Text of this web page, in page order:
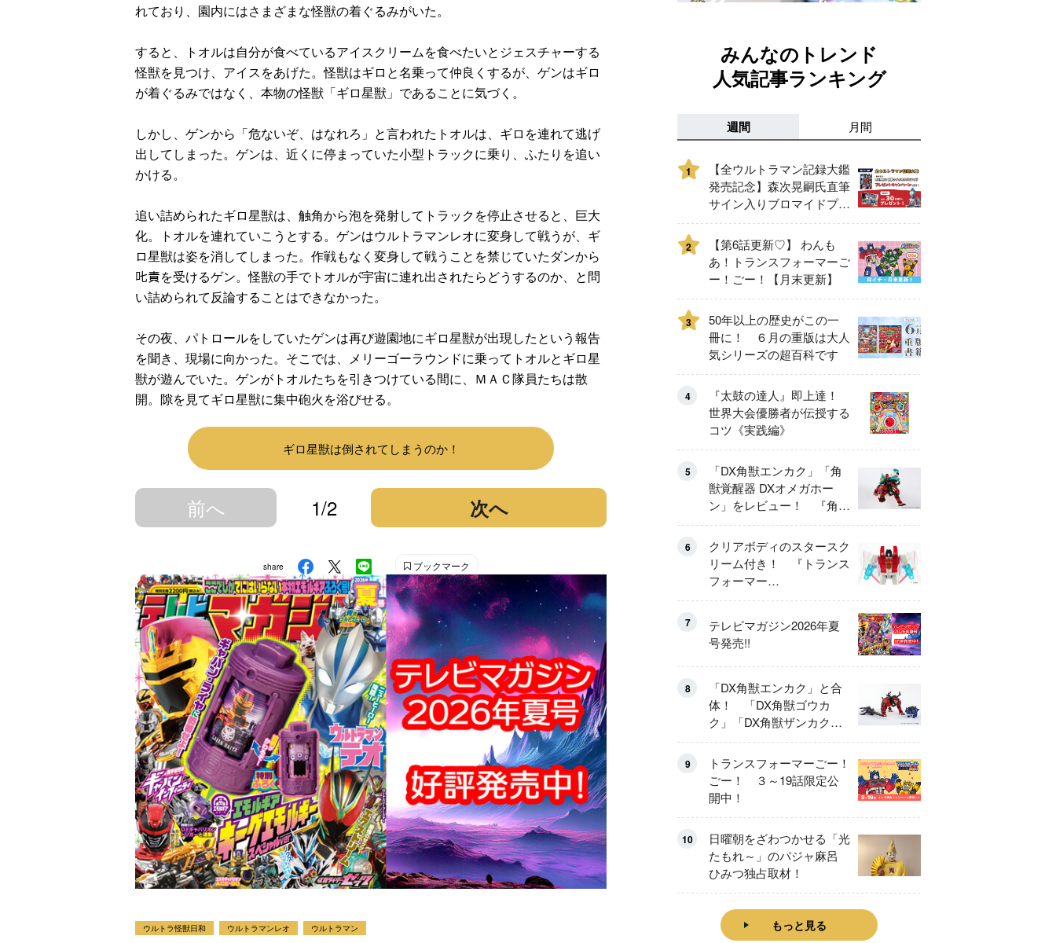
れており、園内にはさまざまな怪獣の着ぐるみがいた。
すると、トオルは自分が食べているアイスクリームを食べたいとジェスチャーする
怪獣を見つけ、アイスをあげた。怪獣はギロと名乗って仲良くするが、ゲンはギロ
が着ぐるみではなく、本物の怪獣「ギロ星獣」であることに気づく。
しかし、ゲンから「危ないぞ、はなれろ」と言われたトオルは、ギロを連れて逃げ
出してしまった。ゲンは、近くに停まっていた小型トラックに乗り、ふたりを追い
かける。
追い詰められたギロ星獣は、触角から泡を発射してトラックを停止させると、巨大
化。トオルを連れていこうとする。ゲンはウルトラマンレオに変身して戦うが、ギ
ロ星獣は姿を消してしまった。作戦もなく変身して戦うことを禁じていたダンから
𠮟責を受けるゲン。怪獣の手でトオルが宇宙に連れ出されたらどうするのか、と問
い詰められて反論することはできなかった。
その夜、パトロールをしていたゲンは再び遊園地にギロ星獣が出現したという報告
を聞き、現場に向かった。そこでは、メリーゴーラウンドに乗ってトオルとギロ星
獣が遊んでいた。ゲンがトオルたちを引きつけている間に、ＭＡＣ隊員たちは散
開。隙を見てギロ星獣に集中砲火を浴びせる。
ギロ星獣は倒されてしまうのか！
前へ 1/2 次へ
share ブックマーク
ウルトラ怪獣日和 ウルトラマンレオ ウルトラマン
みんなのトレンド
人気記事ランキング
週間 月間
1
【全ウルトラマン記録大鑑
発売記念】森次晃嗣氏直筆
サイン入りブロマイドプレ
ゼントキャンペーン開催！
2
【第6話更新♡】 わんも
あ！トランスフォーマーご
ー！ごー！【月末更新】
3
50年以上の歴史がこの一
冊に！ ６月の重版は大人
気シリーズの超百科です
4
『太鼓の達人』即上達！
世界大会優勝者が伝授する
コツ《実践編》
5
「DX角獣エンカク」「角
獣覚醒器 DXオメガホー
ン」をレビュー！ 『角醒
ハンター オメガホーン』
の玩具展開がスタート！
6
クリアボディのスタースク
リーム付き！ 『トランス
フォーマー
FANBOOK2026』2026年
7
テレビマガジン2026年夏
号発売!!
8
「DX角獣エンカク」と合
体！ 「DX角獣ゴウカ
ク」「DX角獣ザンカク」
をレビュー！
9
トランスフォーマーごー！
ごー！ ３～19話限定公
開中！
10
日曜朝をざわつかせる「光
たもれ～」のパジャ麻呂
ひみつ独占取材！
もっと見る